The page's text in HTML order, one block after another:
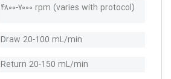
۴۸۰۰-۷۰۰۰ rpm (varies with protocol)
Draw 20-100 mL/min
Return 20-150 mL/min